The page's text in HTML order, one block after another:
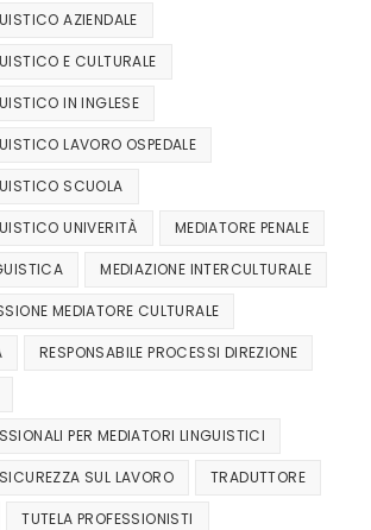
AZIENDALE
E CULTURALE
IN INGLESE
LAVORO OSPEDALE
SCUOLA
UNIVERITÀ MEDIATORE PENALE
MEDIAZIONE INTERCULTURALE
MEDIATORE CULTURALE
RESPONSABILE PROCESSI DIREZIONE
PER MEDIATORI LINGUISTICI
SICUREZZA SUL LAVORO TRADUTTORE
TUTELA PROFESSIONISTI